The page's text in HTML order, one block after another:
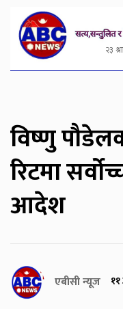
२३
विष्णु
रिटमा
आदेश
एबीसी न्यूज